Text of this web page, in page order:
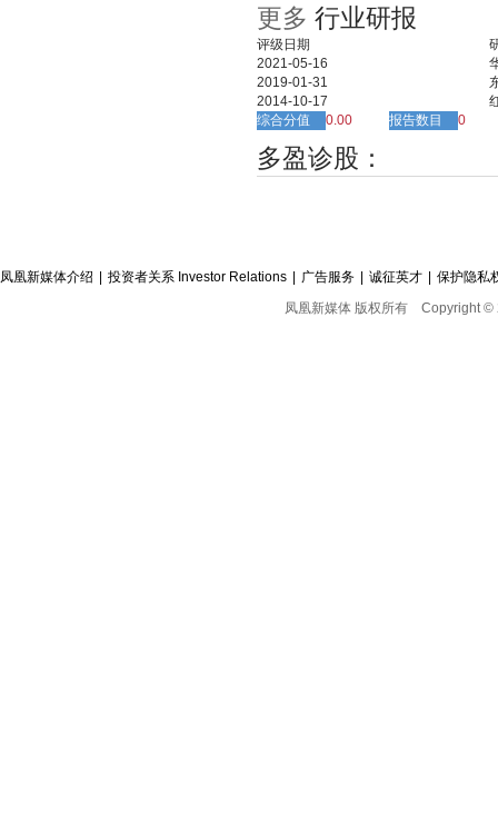
更多 行业研报
评级日期
2021-05-16
2019-01-31
2014-10-17
综合分值
0.00 报告数目 0
多盈诊股：
凤凰新媒体介绍 投资者关系 Investor Relations 广告服务 诚征英才
保护隐私
凤凰新媒体 版权所有 Copyright ©